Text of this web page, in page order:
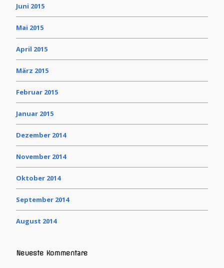
Juni 2015
Mai 2015
April 2015
März 2015
Februar 2015
Januar 2015
Dezember 2014
November 2014
Oktober 2014
September 2014
August 2014
Neueste Kommentare